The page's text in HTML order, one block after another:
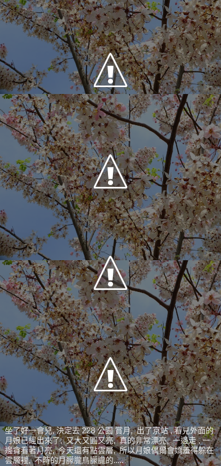
坐了好一會兒, 決定去 228 公園 賞月, 出了京站 , 看見外面的
月娘已經出來了, 又大又圓又亮, 真的非常漂亮, 一邊走 , 一
邊貪看著月亮, 今天還有點雲層, 所以月娘偶爾會嬌羞得躲在
雲層裡, 不時的月朦朧鳥朦朧的.....